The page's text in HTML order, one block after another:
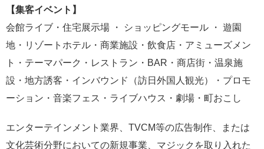
【集客イベント】
会館ライブ・住宅展示場 ・ ショッピングモール ・ 遊園
地・リゾートホテル・商業施設・飲食店・アミューズメン
ト・テーマパーク・レストラン・BAR・商店街・温泉施
設・地方誘客・インバウンド（訪日外国人観光）・プロモ
ーション・音楽フェス・ライブハウス・劇場・町おこし
エンターテインメント業界、TVCM等の広告制作、または
文化芸術分野においての新規事業、マジックを取り入れた